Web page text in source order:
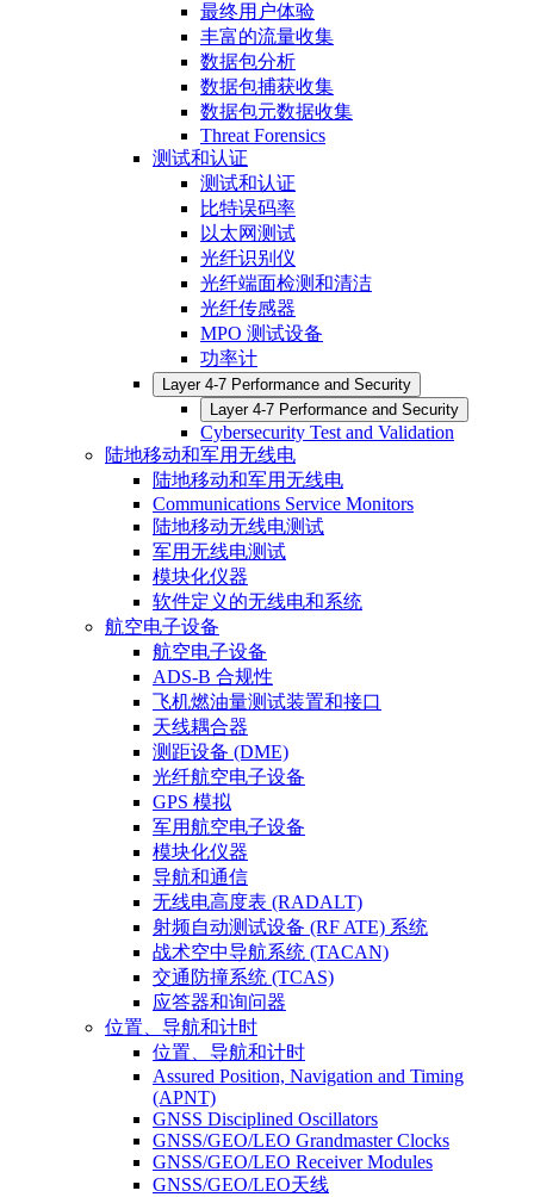
最终用户体验
丰富的流量收集
数据包分析
数据包捕获收集
数据包元数据收集
Threat Forensics
测试和认证
测试和认证
比特误码率
以太网测试
光纤识别仪
光纤端面检测和清洁
光纤传感器
MPO 测试设备
功率计
Layer 4-7 Performance and Security
Layer 4-7 Performance and Security
Cybersecurity Test and Validation
陆地移动和军用无线电
陆地移动和军用无线电
Communications Service Monitors
陆地移动无线电测试
军用无线电测试
模块化仪器
软件定义的无线电和系统
航空电子设备
航空电子设备
ADS-B 合规性
飞机燃油量测试装置和接口
天线耦合器
测距设备 (DME)
光纤航空电子设备
GPS 模拟
军用航空电子设备
模块化仪器
导航和通信
无线电高度表 (RADALT)
射频自动测试设备 (RF ATE) 系统
战术空中导航系统 (TACAN)
交通防撞系统 (TCAS)
应答器和询问器
位置、导航和计时
位置、导航和计时
Assured Position, Navigation and Timing
(APNT)
GNSS Disciplined Oscillators
GNSS/GEO/LEO Grandmaster Clocks
GNSS/GEO/LEO Receiver Modules
GNSS/GEO/LEO天线